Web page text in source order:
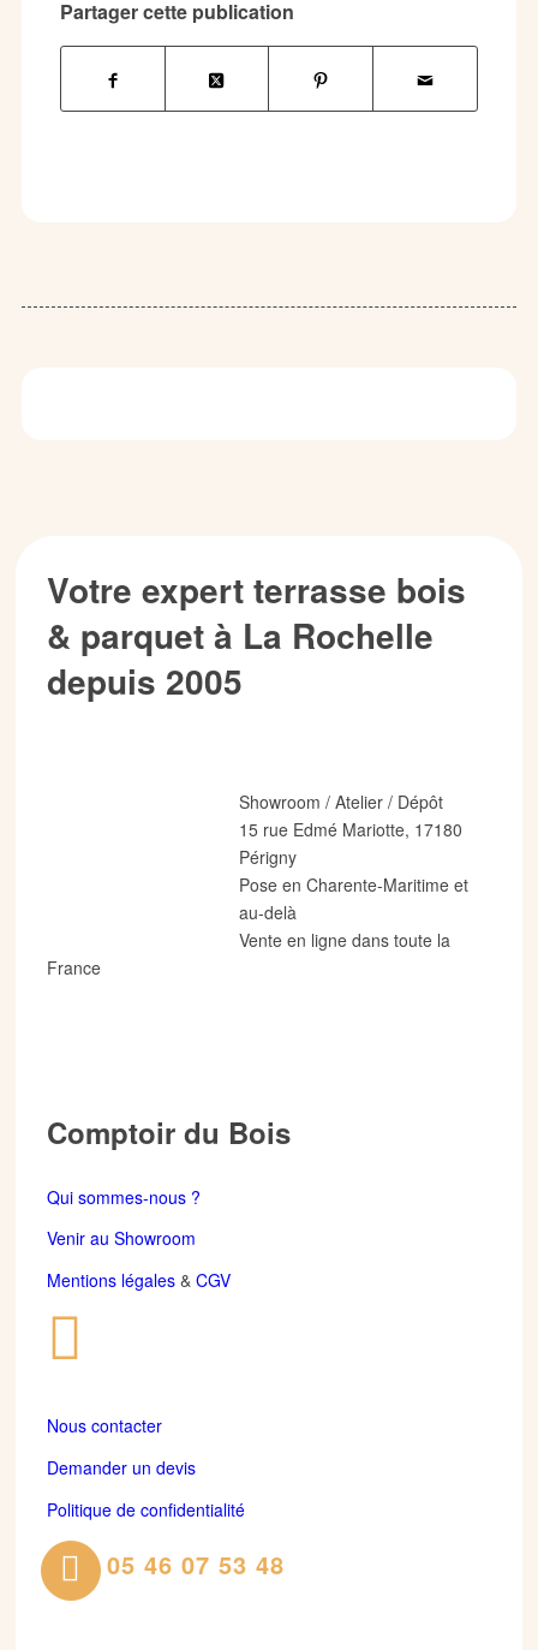
Partager cette publication
Votre expert terrasse bois
& parquet à La Rochelle
depuis 2005
Showroom / Atelier / Dépôt
15 rue Edmé Mariotte, 17180
Périgny
Pose en Charente-Maritime et
au-delà
Vente en ligne dans toute la
France
Comptoir du Bois
Qui sommes-nous ?
Venir au Showroom
Mentions légales& CGV
Nous contacter
Demander un devis
Politique de confidentialité
05 46 07 53 48